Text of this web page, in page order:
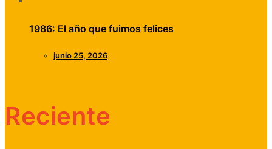
1986: El año que fuimos felices
junio 25, 2026
Reciente